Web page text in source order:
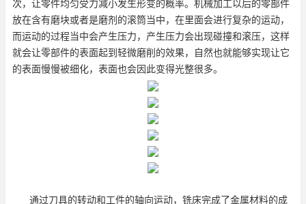
次，让零件均匀受力减小发生形变的概率。机械加工以后的零部件
放在含有磨块或者是磨剂的滚筒当中，在里面会进行复杂的运动，
而运动的过程当中会产生压力，产生压力会出现碰撞和滚压，这样
就会让零部件的表面起到轻微磨削的效果，自然也就能够实现让它
的表面慢慢被细化，表面也会因此变得光整很多。
通过刀具的转动和工件的轴向运动，铣床完成了金属材料的成